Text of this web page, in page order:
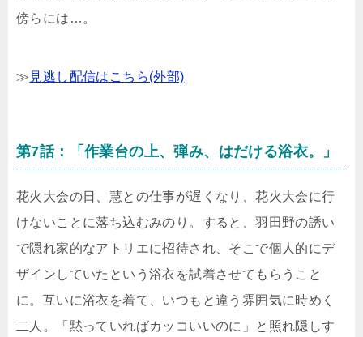
傍らには…。
≫ 見逃し配信はこちら(外部)
第7話：「作業台の上、弾み、はだける浴衣。」
花火大会の日、慧との仕事が遅くなり、花火大会に行
けないことに落ち込むみのり。すると、羽田野の誘い
で隠れ家的なアトリエに招待され、そこで個人的にデ
ザインしていたという浴衣を試着させてもらうこと
に。互いに浴衣を着て、いつもと違う雰囲気に時めく
二人。「黙っていればカッコいいのに」と照れ隠しす